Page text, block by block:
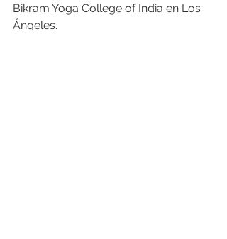
Bikram Yoga College of India en Los
Ángeles.